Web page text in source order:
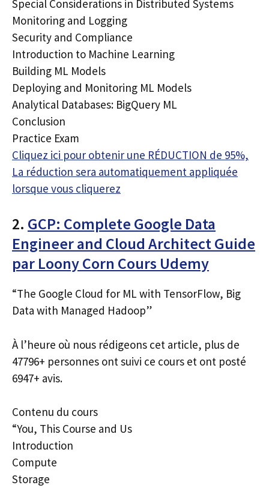
Special Considerations in Distributed Systems
Monitoring and Logging
Security and Compliance
Introduction to Machine Learning
Building ML Models
Deploying and Monitoring ML Models
Analytical Databases: BigQuery ML
Conclusion
Practice Exam
Cliquez ici pour obtenir une RÉDUCTION de 95%,
La réduction sera automatiquement appliquée
lorsque vous cliquerez
2. GCP: Complete Google Data
Engineer and Cloud Architect Guide
par Loony Corn Cours Udemy
“The Google Cloud for ML with TensorFlow, Big
Data with Managed Hadoop”
À l’heure où nous rédigeons cet article, plus de
47796+ personnes ont suivi ce cours et ont posté
6947+ avis.
Contenu du cours
“You, This Course and Us
Introduction
Compute
Storage